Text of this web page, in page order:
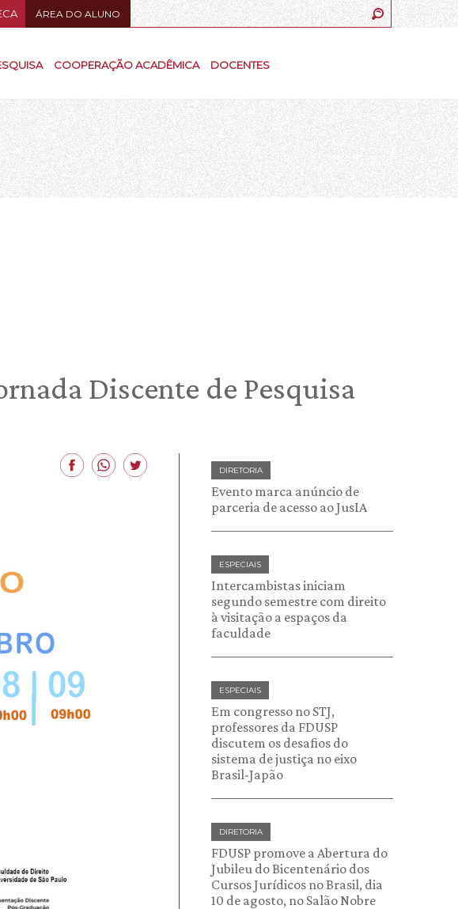
ÁREA DO ALUNO
COOPERAÇÃO ACADÊMICA DOCENTES
Discente de Pesquisa
DIRETORIA
Evento marca anúncio de
parceria de acesso ao JusIA
ESPECIAIS
Intercambistas iniciam
segundo semestre com direito
à visitação a espaços da
faculdade
ESPECIAIS
Em congresso no STJ,
professores da FDUSP
discutem os desafios do
sistema de justiça no eixo
Brasil-Japão
DIRETORIA
FDUSP promove a Abertura do
Jubileu do Bicentenário dos
Cursos Jurídicos no Brasil, dia
10 de agosto, no Salão Nobre